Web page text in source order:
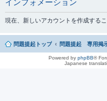
インフォメーション
現在、新しいアカウントを作成する
問題提起トップ 問題提起 専用掲
Powered by phpBB®
Japanese